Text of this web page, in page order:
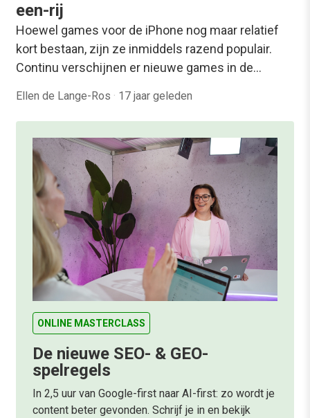
een-rij
Hoewel games voor de iPhone nog maar relatief
kort bestaan, zijn ze inmiddels razend populair.
Continu verschijnen er nieuwe games in de…
Ellen de Lange-Ros · 17 jaar geleden
ONLINE MASTERCLASS
De nieuwe SEO- & GEO-
spelregels
In 2,5 uur van Google-first naar AI-first: zo wordt je
content beter gevonden. Schrijf je in en bekijk